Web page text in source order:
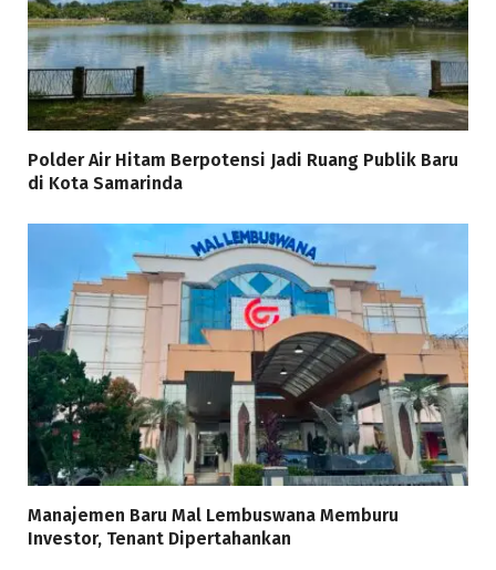
Polder Air Hitam Berpotensi Jadi Ruang Publik Baru
di Kota Samarinda
Manajemen Baru Mal Lembuswana Memburu
Investor, Tenant Dipertahankan